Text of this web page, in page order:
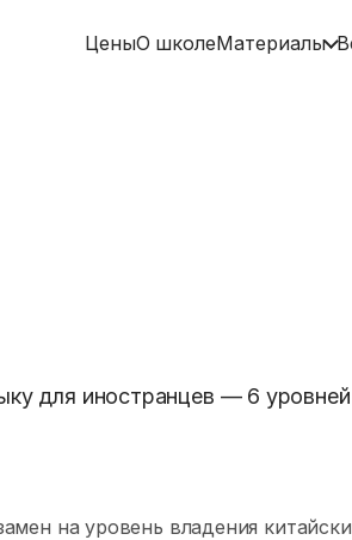
ЦеныО школеМатериалы
для иностранцев — 6
на уровень владения